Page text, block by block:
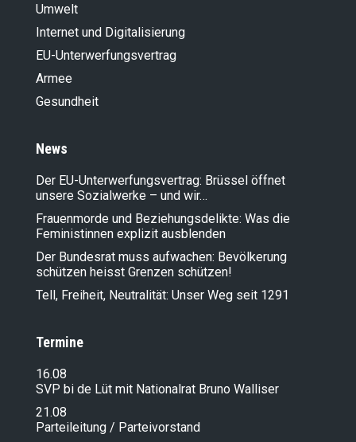
Umwelt
Internet und Digitalisierung
EU-Unterwerfungsvertrag
Armee
Gesundheit
News
Der EU-Unterwerfungsvertrag: Brüssel öffnet
unsere Sozialwerke – und wir…
Frauenmorde und Beziehungsdelikte: Was die
Feministinnen explizit ausblenden
Der Bundesrat muss aufwachen: Bevölkerung
schützen heisst Grenzen schützen!
Tell, Freiheit, Neutralität: Unser Weg seit 1291
Termine
16.08
SVP bi de Lüt mit Nationalrat Bruno Walliser
21.08
Parteileitung / Parteivorstand